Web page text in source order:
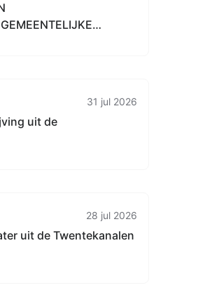
31 jul 2026
uit de
28 jul 2026
uit de Twentekanalen